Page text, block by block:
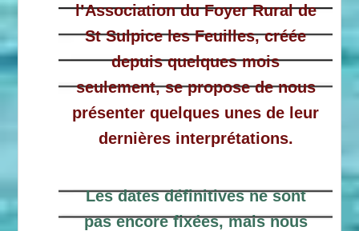
l’Association du Foyer Rural de
St Sulpice les Feuilles, créée
depuis quelques mois
seulement, se propose de nous
présenter quelques unes de leur
dernières interprétations.
Les dates définitives ne sont
pas encore fixées, mais nous